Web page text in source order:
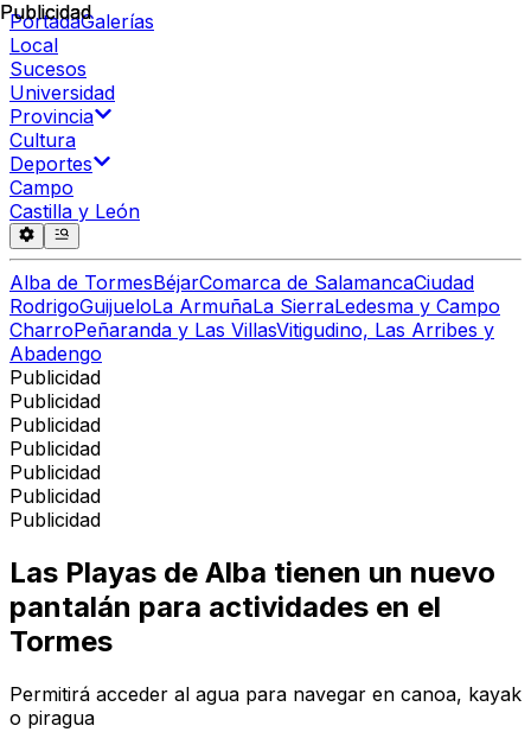
PortadaGalerías
Local
Sucesos
Universidad
Provincia
Cultura
Deportes
Campo
Castilla y León
Alba de TormesBéjarComarca de SalamancaCiudad
RodrigoGuijueloLa ArmuñaLa SierraLedesma y Campo
CharroPeñaranda y Las VillasVitigudino, Las Arribes y
Abadengo
Publicidad
Publicidad
Publicidad
Publicidad
Publicidad
Publicidad
Publicidad
Publicidad
Las Playas de Alba tienen un nuevo
pantalán para actividades en el
Tormes
Permitirá acceder al agua para navegar en canoa, kayak
o piragua
Publicidad